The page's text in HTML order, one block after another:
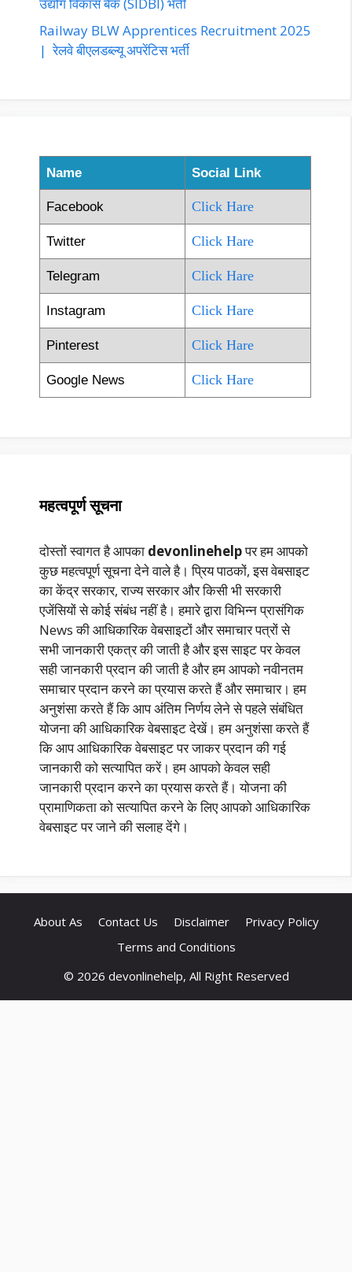
उद्योग विकास बैंक (SIDBI) भर्ती
Railway BLW Apprentices Recruitment 2025
| रेलवे बीएलडब्ल्यू अपरेंटिस भर्ती
Name Social Link
Facebook Click Hare
Twitter Click Hare
Telegram Click Hare
Instagram Click Hare
Pinterest Click Hare
Google News Click Hare
महत्वपूर्ण सूचना
दोस्तों स्वागत है आपका devonlinehelpपर हम आपको
कुछ महत्वपूर्ण सूचना देने वाले है। प्रिय पाठकों, इस वेबसाइट
का केंद्र सरकार, राज्य सरकार और किसी भी सरकारी
एजेंसियों से कोई संबंध नहीं है। हमारे द्वारा विभिन्न प्रासंगिक
News की आधिकारिक वेबसाइटों और समाचार पत्रों से
सभी जानकारी एकत्र की जाती है और इस साइट पर केवल
सही जानकारी प्रदान की जाती है और हम आपको नवीनतम
समाचार प्रदान करने का प्रयास करते हैं और समाचार। हम
अनुशंसा करते हैं कि आप अंतिम निर्णय लेने से पहले संबंधित
योजना की आधिकारिक वेबसाइट देखें। हम अनुशंसा करते हैं
कि आप आधिकारिक वेबसाइट पर जाकर प्रदान की गई
जानकारी को सत्यापित करें। हम आपको केवल सही
जानकारी प्रदान करने का प्रयास करते हैं। योजना की
प्रामाणिकता को सत्यापित करने के लिए आपको आधिकारिक
वेबसाइट पर जाने की सलाह देंगे।
About As Contact Us Disclaimer
Privacy Policy
Terms and Conditions
© 2026 devonlinehelp, All Right Reserved